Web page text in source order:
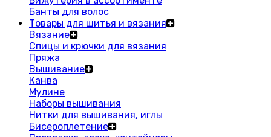
Банты для волос
Товары для шитья и вязания
Вязание
Спицы и крючки для вязания
Пряжа
Вышивание
Канва
Мулине
Наборы вышивания
Нитки для вышивания, иглы
Бисероплетение